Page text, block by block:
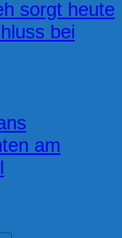
sorgt heute
bei
am